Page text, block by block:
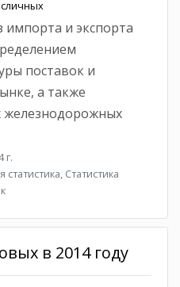
импорта и экспорта
поставок и
а также
железнодорожных
г.
Статистика
в 2014 году